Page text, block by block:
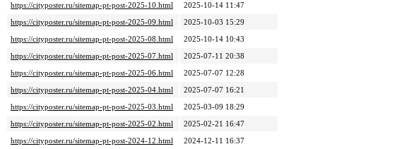
https://cityposter.ru/sitemap-pt-post-2025-10.html
2025-10-14 11:47
https://cityposter.ru/sitemap-pt-post-2025-09.html
2025-10-03 15:29
https://cityposter.ru/sitemap-pt-post-2025-08.html
2025-10-14 10:43
https://cityposter.ru/sitemap-pt-post-2025-07.html
2025-07-11 20:38
https://cityposter.ru/sitemap-pt-post-2025-06.html
2025-07-07 12:28
https://cityposter.ru/sitemap-pt-post-2025-04.html
2025-07-07 16:21
https://cityposter.ru/sitemap-pt-post-2025-03.html
2025-03-09 18:29
https://cityposter.ru/sitemap-pt-post-2025-02.html
2025-02-21 16:47
https://cityposter.ru/sitemap-pt-post-2024-12.html
2024-12-11 16:37